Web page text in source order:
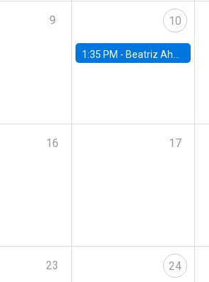
9 10
1:35 PM - Beatriz Ahumada, PhD candidate, Universidad de Pittsburgh
16 17
23 24